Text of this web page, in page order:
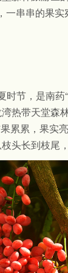
一串串的果实
时节，是南
热带天堂森
累累，果实
头长到枝尾